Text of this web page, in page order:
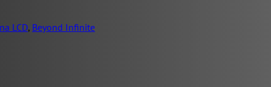
LCD, Beyond Infinite